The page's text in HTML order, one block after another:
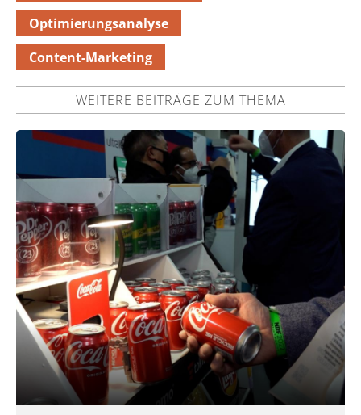
Optimierungsanalyse
Content-Marketing
WEITERE BEITRÄGE ZUM THEMA